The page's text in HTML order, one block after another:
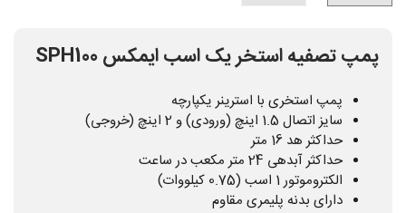
پمپ تصفیه استخر یک اسب ایمکس SPH100
پمپ استخری با استرینر یکپارچه
سایز اتصال 1.5 اینچ (ورودی) و 2 اینچ (خروجی)
حداکثر هد 16 متر
حداکثر آبدهی 24 متر مکعب در ساعت
الکتروموتور 1 اسب (0.75 کیلووات)
دارای بدنه پلیمری مقاوم